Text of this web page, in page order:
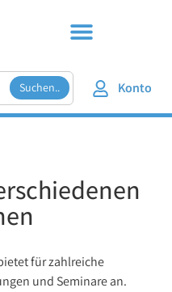
Suchen.. Konto
für zahlreiche
und Seminare an.